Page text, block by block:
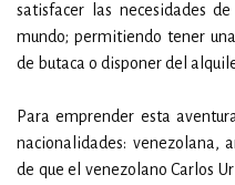
satisfacer las necesidades
mundo; permitiendo tener
de butaca o disponer del
Para emprender esta
nacionalidades: venezolana,
de que el venezolano Carlos